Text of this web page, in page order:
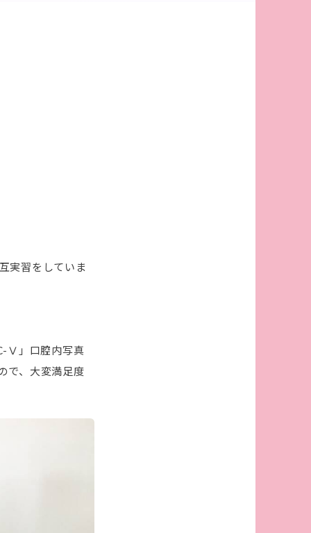
実習をしていま
Ⅴ」口腔内写真
で、大変満足度